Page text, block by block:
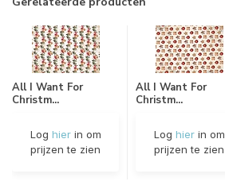
All I Want For
Christm...
Log hierin om
prijzen te zien
All I Want For
Christm...
Log hierin om
prijzen te zien